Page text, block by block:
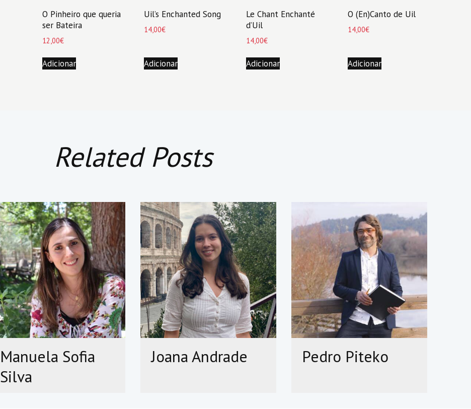
O Pinheiro que queria
ser Bateira
12,00€
Adicionar
Uil’s Enchanted Song
14,00€
Adicionar
Le Chant Enchanté
d’Uil
14,00€
Adicionar
O (En)Canto de Uil
14,00€
Adicionar
Related Posts
Manuela Sofia
Silva
Joana Andrade Pedro Piteko